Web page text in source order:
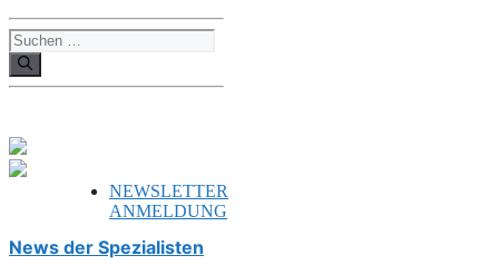
Suchen
nach:
NEWSLETTER
ANMELDUNG
News der Spezialisten